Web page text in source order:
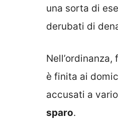
una sorta di
derubati di
è finita ai
accusati a
sparo.